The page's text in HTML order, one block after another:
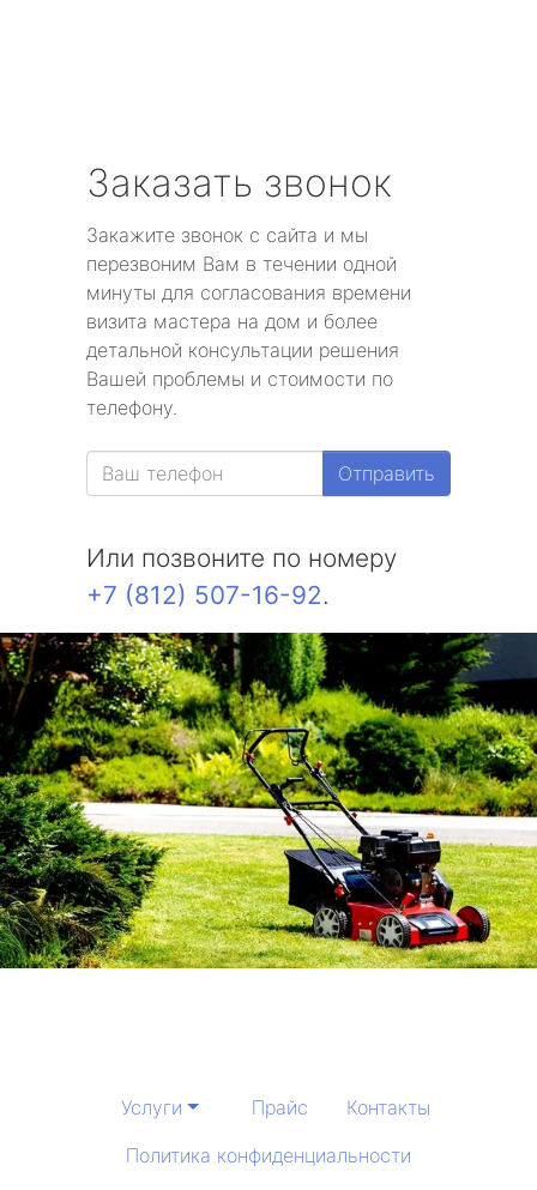
Заказать звонок
Закажите звонок с сайта и мы
перезвоним Вам в течении одной
минуты для согласования времени
визита мастера на дом и более
детальной консультации решения
Вашей проблемы и стоимости по
телефону.
Отправить
Или позвоните по номеру
+7 (812) 507-16-92.
Услуги Прайс
Контакты
Политика конфиденциальности